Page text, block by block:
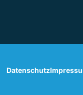
Datenschutz